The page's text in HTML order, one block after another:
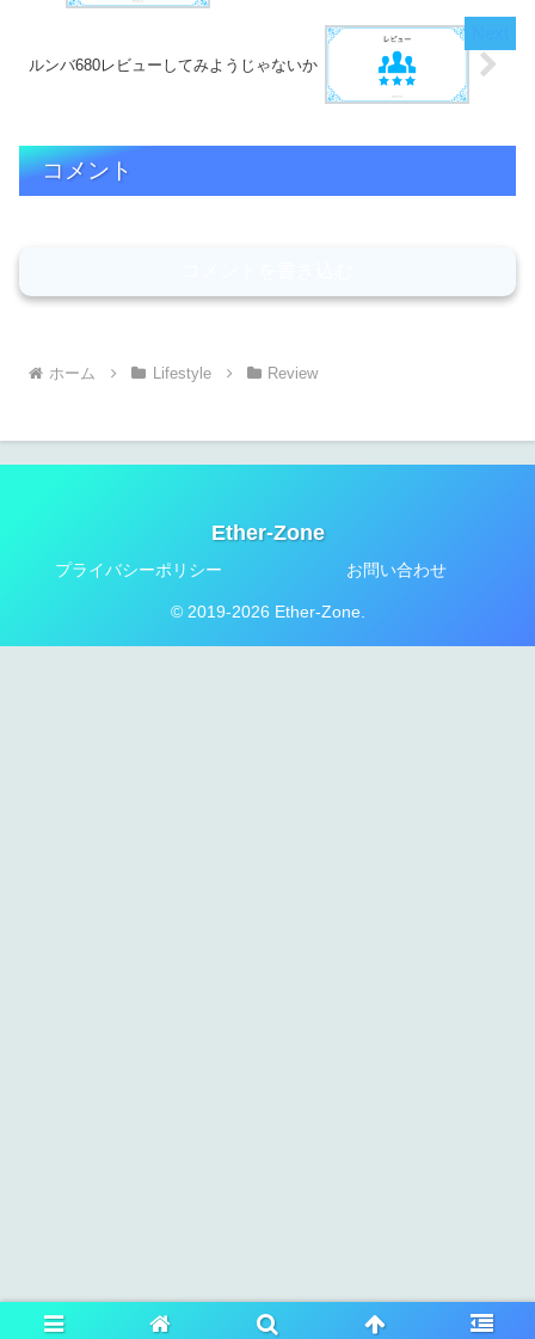
ルンバ680レビューしてみようじゃないか
コメント
ホーム Lifestyle Review
Ether-Zone
プライバシーポリシー お問い合わせ
© 2019-2026 Ether-Zone.